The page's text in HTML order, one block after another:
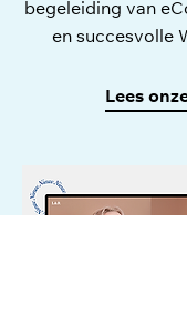
begeleiding van
en succesvolle
Lees